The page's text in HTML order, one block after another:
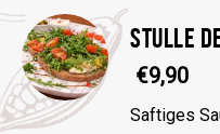
STULLE
€9,90
Saftiges